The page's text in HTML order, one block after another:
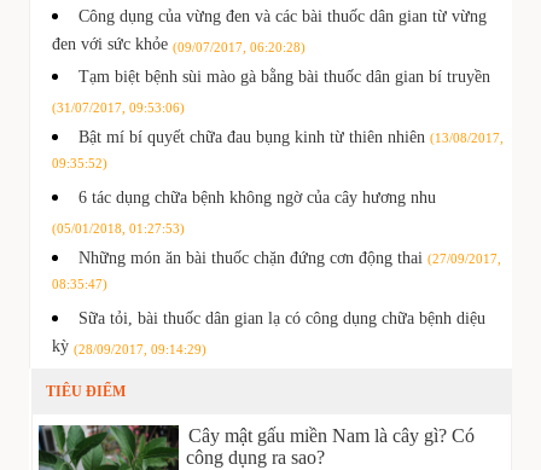
Công dụng của vừng đen và các bài thuốc dân gian từ vừng
đen với sức khỏe (09/07/2017, 06:20:28)
Tạm biệt bệnh sùi mào gà bằng bài thuốc dân gian bí truyền
(31/07/2017, 09:53:06)
Bật mí bí quyết chữa đau bụng kinh từ thiên nhiên (13/08/2017,
09:35:52)
6 tác dụng chữa bệnh không ngờ của cây hương nhu
(05/01/2018, 01:27:53)
Những món ăn bài thuốc chặn đứng cơn động thai (27/09/2017,
08:35:47)
Sữa tỏi, bài thuốc dân gian lạ có công dụng chữa bệnh diệu
kỳ (28/09/2017, 09:14:29)
TIÊU ĐIỂM
Cây mật gấu miền Nam là cây gì? Có
công dụng ra sao?